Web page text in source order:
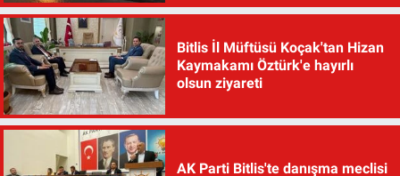
Bitlis İl Müftüsü Koçak'tan Hizan
Kaymakamı Öztürk'e hayırlı
olsun ziyareti
AK Parti Bitlis'te danışma meclisi